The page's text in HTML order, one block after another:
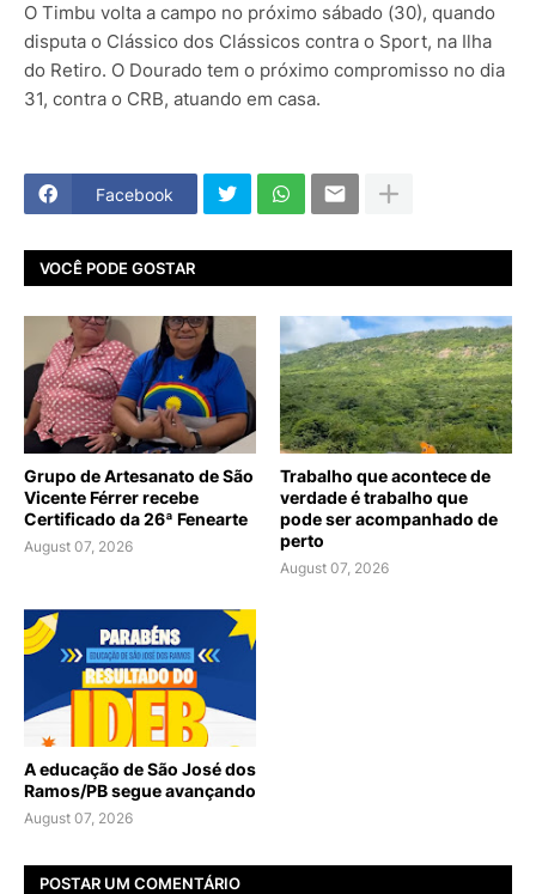
O Timbu volta a campo no próximo sábado (30), quando
disputa o Clássico dos Clássicos contra o Sport, na Ilha
do Retiro. O Dourado tem o próximo compromisso no dia
31, contra o CRB, atuando em casa.
Facebook
VOCÊ PODE GOSTAR
Grupo de Artesanato de São
Vicente Férrer recebe
Certificado da 26ª Fenearte
August 07, 2026
Trabalho que acontece de
verdade é trabalho que
pode ser acompanhado de
perto
August 07, 2026
A educação de São José dos
Ramos/PB segue avançando
August 07, 2026
POSTAR UM COMENTÁRIO